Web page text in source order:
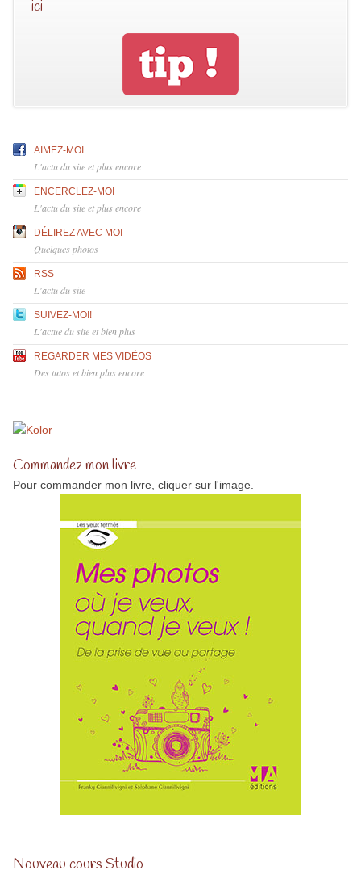
ici
AIMEZ-MOI
L'actu du site et plus encore
ENCERCLEZ-MOI
L'actu du site et plus encore
DÉLIREZ AVEC MOI
Quelques photos
RSS
L'actu du site
SUIVEZ-MOI!
L'actue du site et bien plus
REGARDER MES VIDÉOS
Des tutos et bien plus encore
Commandez mon livre
Pour commander mon livre, cliquer sur l'image.
Nouveau cours Studio